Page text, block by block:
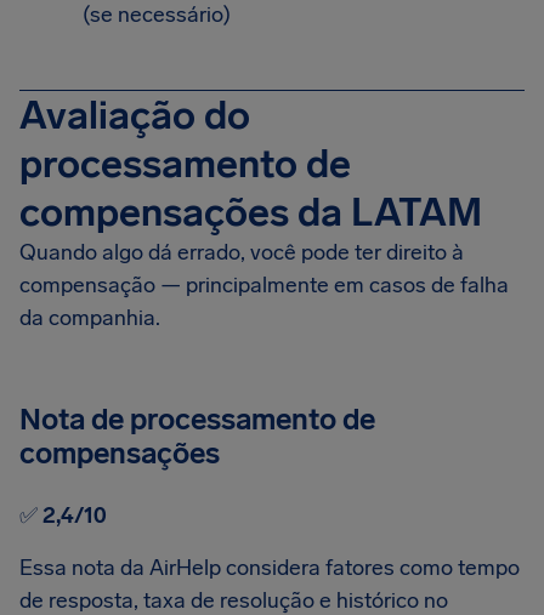
(se necessário)
Avaliação do
processamento de
compensações da LATAM
Quando algo dá errado, você pode ter direito à
compensação — principalmente em casos de falha
da companhia.
Nota de processamento de
compensações
✅2,4/10
Essa nota da AirHelp considera fatores como tempo
de resposta, taxa de resolução e histórico no